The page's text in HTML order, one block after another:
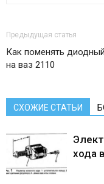
Предыдущая статья
Как поменять
на ваз 2110
СХОЖИЕ СТАТЬИ
хода